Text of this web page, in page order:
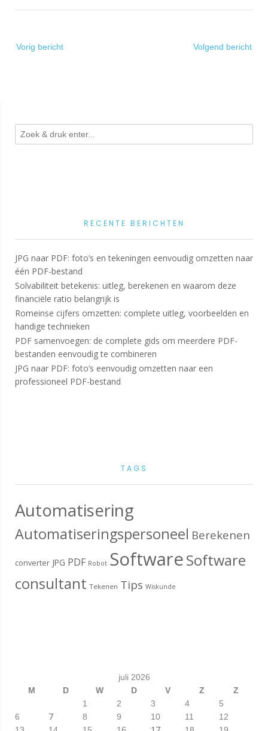
navigatie
Vorig bericht Volgend bericht
RECENTE BERICHTEN
JPG naar PDF: foto’s en tekeningen eenvoudig omzetten naar
één PDF-bestand
Solvabiliteit betekenis: uitleg, berekenen en waarom deze
financiële ratio belangrijk is
Romeinse cijfers omzetten: complete uitleg, voorbeelden en
handige technieken
PDF samenvoegen: de complete gids om meerdere PDF-
bestanden eenvoudig te combineren
JPG naar PDF: foto’s eenvoudig omzetten naar een
professioneel PDF-bestand
TAGS
Automatisering
Automatiseringspersoneel Berekenen
converter JPG PDF Robot SoftwareSoftware
consultant Tekenen Tips Wiskunde
juli 2026
M
D W D V Z
Z
1
2 3 4
5
6
7 8 9 10 11
12